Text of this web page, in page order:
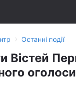
› Останні події
Вістей